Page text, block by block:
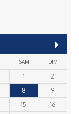
SAM DIM
1
2
8
9
15
16